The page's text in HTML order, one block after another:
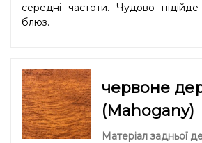
середні частоти. Чудово
блюз.
червоне
(Mahogany)
Матеріал задньої